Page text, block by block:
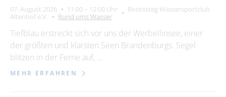
07. August 2026 11:00 – 12:00 Uhr
Bootssteg Wassersportclub
Altenhof e.V.
Rund ums Wasser
Tiefblau erstreckt sich vor uns der Werbellinsee, einer
der größten und klarsten Seen Brandenburgs. Segel
blitzen in der Ferne auf, …
MEHR ERFAHREN